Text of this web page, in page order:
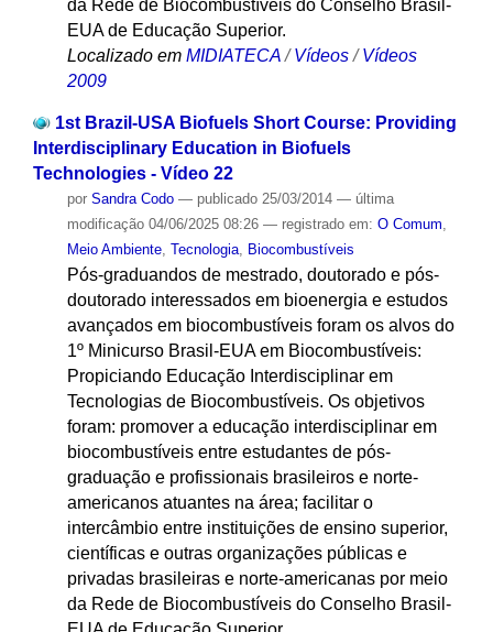
da Rede de Biocombustíveis do Conselho Brasil-
EUA de Educação Superior.
Localizado em MIDIATECA /Vídeos /Vídeos
2009
1st Brazil-USA Biofuels Short Course: Providing
Interdisciplinary Education in Biofuels
Technologies - Vídeo 22
por Sandra Codo — publicado25/03/2014 — última
modificação04/06/2025 08:26 — registrado em: O Comum,
Meio Ambiente, Tecnologia, Biocombustíveis
Pós-graduandos de mestrado, doutorado e pós-
doutorado interessados em bioenergia e estudos
avançados em biocombustíveis foram os alvos do
1º Minicurso Brasil-EUA em Biocombustíveis:
Propiciando Educação Interdisciplinar em
Tecnologias de Biocombustíveis. Os objetivos
foram: promover a educação interdisciplinar em
biocombustíveis entre estudantes de pós-
graduação e profissionais brasileiros e norte-
americanos atuantes na área; facilitar o
intercâmbio entre instituições de ensino superior,
científicas e outras organizações públicas e
privadas brasileiras e norte-americanas por meio
da Rede de Biocombustíveis do Conselho Brasil-